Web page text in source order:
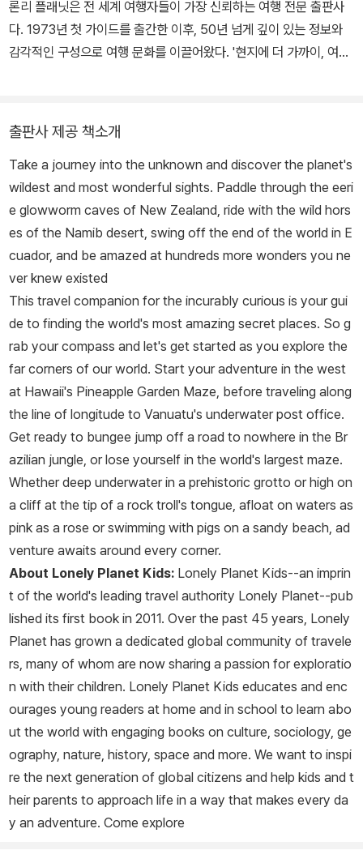
론리 플래닛은 전 세계 여행자들이 가장 신뢰하는 여행 전문 출판사
다. 1973년 첫 가이드를 출간한 이후, 50년 넘게 깊이 있는 정보와
감각적인 구성으로 여행 문화를 이끌어왔다. '현지에 더 가까이, 여행
런트립 문화에도 주목하여 걷고, 뛰고, 느끼는, 새로운 여행의 방식을
소개하고 있다.
출판사 제공 책소개
Take a journey into the unknown and discover the planet's
wildest and most wonderful sights. Paddle through the eeri
e glowworm caves of New Zealand, ride with the wild hors
es of the Namib desert, swing off the end of the world in E
cuador, and be amazed at hundreds more wonders you ne
ver knew existed
This travel companion for the incurably curious is your gui
de to finding the world's most amazing secret places. So g
rab your compass and let's get started as you explore the
far corners of our world. Start your adventure in the west
at Hawaii's Pineapple Garden Maze, before traveling along
the line of longitude to Vanuatu's underwater post office.
Get ready to bungee jump off a road to nowhere in the Br
azilian jungle, or lose yourself in the world's largest maze.
Whether deep underwater in a prehistoric grotto or high on
a cliff at the tip of a rock troll's tongue, afloat on waters as
pink as a rose or swimming with pigs on a sandy beach, ad
venture awaits around every corner.
About Lonely Planet Kids: Lonely Planet Kids--an imprin
t of the world's leading travel authority Lonely Planet--pub
lished its first book in 2011. Over the past 45 years, Lonely
Planet has grown a dedicated global community of travele
rs, many of whom are now sharing a passion for exploratio
n with their children. Lonely Planet Kids educates and enc
ourages young readers at home and in school to learn abo
ut the world with engaging books on culture, sociology, ge
ography, nature, history, space and more. We want to inspi
re the next generation of global citizens and help kids and t
heir parents to approach life in a way that makes every da
y an adventure. Come explore